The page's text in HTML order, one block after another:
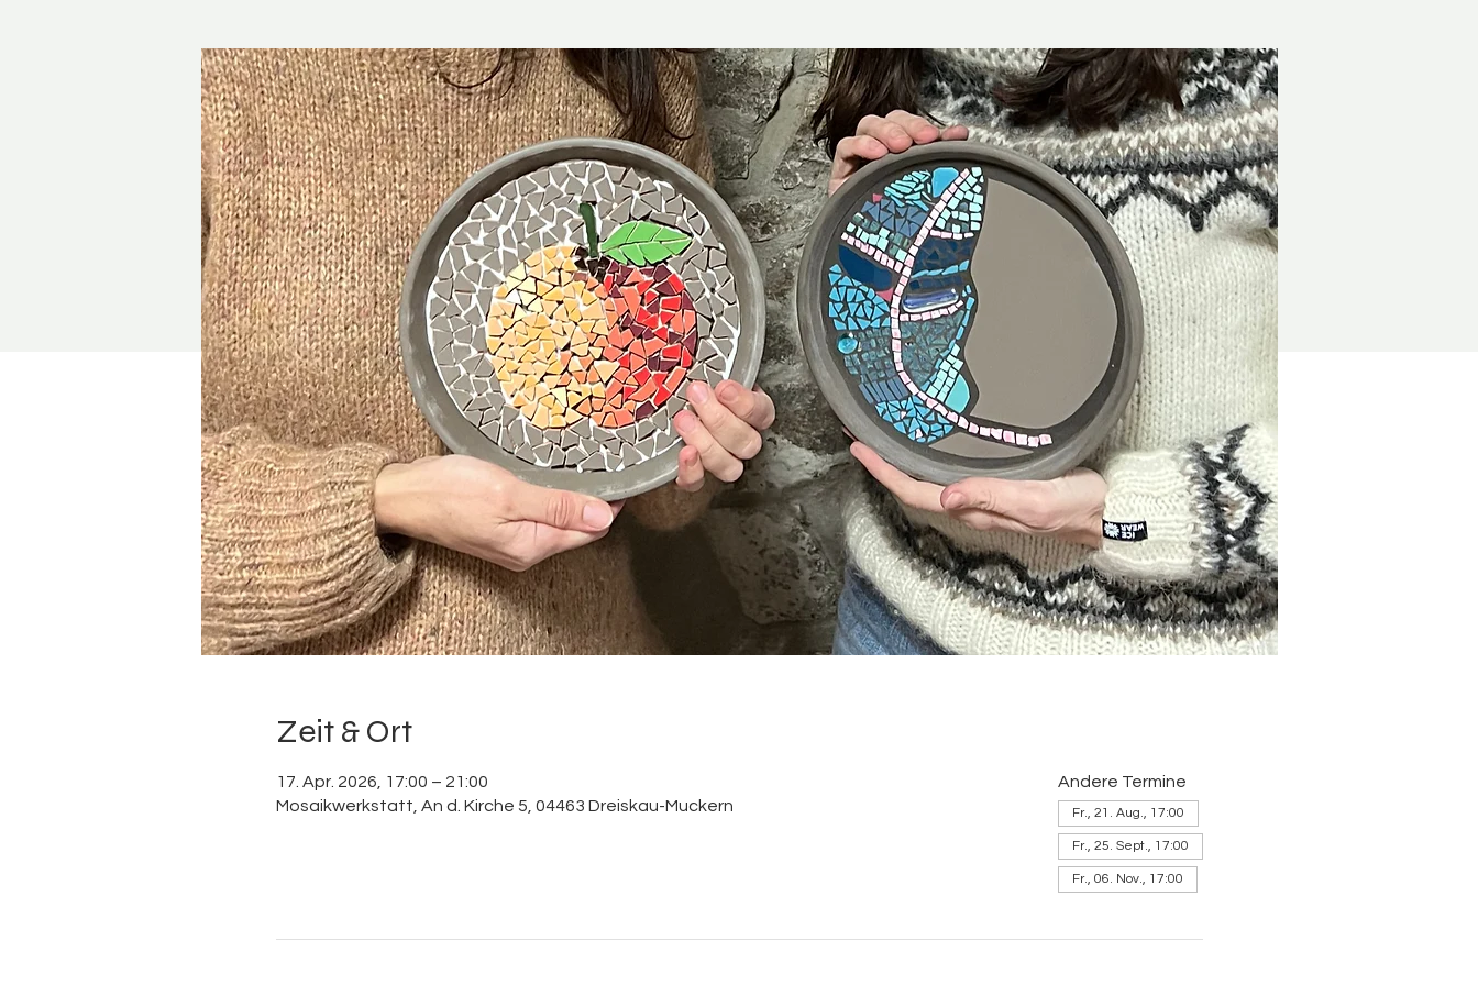
Zeit & Ort
17. Apr. 2026, 17:00 – 21:00
Mosaikwerkstatt, An d. Kirche 5, 04463 Dreiskau-Muckern
Andere Termine
Fr., 21. Aug., 17:00
Fr., 25. Sept., 17:00
Fr., 06. Nov., 17:00